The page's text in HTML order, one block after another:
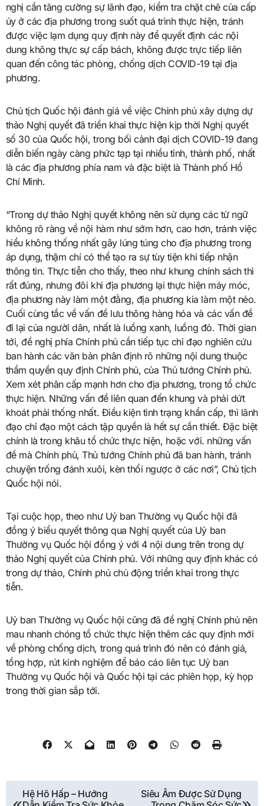
nghị cần tăng cường sự lãnh đạo, kiểm tra chặt chẽ của cấp
ủy ở các địa phương trong suốt quá trình thực hiện, tránh
được việc lạm dụng quy định này để quyết định các nội
dung không thực sự cấp bách, không được trực tiếp liên
quan đến công tác phòng, chống dịch COVID-19 tại địa
phương.
Chủ tịch Quốc hội đánh giá về việc Chính phủ xây dựng dự
thảo Nghị quyết đã triển khai thực hiện kịp thời Nghị quyết
số 30 của Quốc hội, trong bối cảnh đại dịch COVID-19 đang
diễn biến ngày càng phức tạp tại nhiều tỉnh, thành phố, nhất
là các địa phương phía nam và đặc biệt là Thành phố Hồ
Chí Minh.
“Trong dự thảo Nghị quyết không nên sử dụng các từ ngữ
không rõ ràng về nội hàm như sớm hơn, cao hơn, tránh việc
hiểu không thống nhất gây lúng túng cho địa phương trong
áp dụng, thậm chí có thể tạo ra sự tùy tiện khi tiếp nhận
thông tin. Thực tiễn cho thấy, theo như khung chính sách thì
rất đúng, nhưng đôi khi địa phương lại thực hiện máy móc,
địa phương này làm một đằng, địa phương kia làm một nẻo.
Cuối cùng tắc về vấn đề lưu thông hàng hóa và các vấn đề
đi lại của người dân, nhất là luồng xanh, luồng đỏ. Thời gian
tới, đề nghị phía Chính phủ cần tiếp tục chỉ đạo nghiên cứu
ban hành các văn bản phân định rõ những nội dung thuộc
thẩm quyền quy định Chính phủ, của Thủ tướng Chính phủ.
Xem xét phân cấp mạnh hơn cho địa phương, trong tổ chức
thực hiện. Những vấn đề liên quan đến khung và phải dứt
khoát phải thống nhất. Điều kiện tình trạng khẩn cấp, thì lãnh
đạo chỉ đạo một cách tập quyền là hết sự cần thiết. Đặc biệt
chính là trong khâu tổ chức thực hiện, hoặc với. những vấn
đề mà Chính phủ, Thủ tướng Chính phủ đã ban hành, tránh
chuyện trống đánh xuôi, kèn thổi ngược ở các nơi”, Chủ tịch
Quốc hội nói.
Tại cuộc họp, theo như Uỷ ban Thường vụ Quốc hội đã
đồng ý biểu quyết thông qua Nghị quyết của Uỷ ban
Thường vụ Quốc hội đồng ý với 4 nội dung trên trong dự
thảo Nghị quyết của Chính phủ. Với những quy định khác có
trong dự thảo, Chính phủ chủ động triển khai trong thực
tiễn.
Uỷ ban Thường vụ Quốc hội cũng đã đề nghị Chính phủ nên
mau nhanh chóng tổ chức thực hiện thêm các quy định mới
về phòng chống dịch, trong quá trình đó nên có đánh giá,
tổng hợp, rút kinh nghiệm để báo cáo liên tục Uỷ ban
Thường vụ Quốc hội và Quốc hội tại các phiên họp, kỳ họp
trong thời gian sắp tới.
Điều
Hệ Hô Hấp – Hướng
Siêu Âm Được Sử Dụng